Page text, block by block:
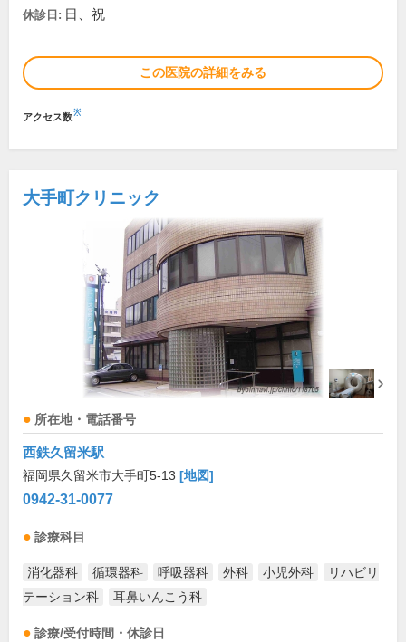
休診日: 日、祝
この医院の詳細をみる
アクセス数※
大手町クリニック
所在地・電話番号
西鉄久留米駅
福岡県久留米市大手町5-13 [地図]
0942-31-0077
診療科目
消化器科 循環器科 呼吸器科 外科 小児外科
リハビリ
テーション科
耳鼻いんこう科
診療/受付時間・休診日